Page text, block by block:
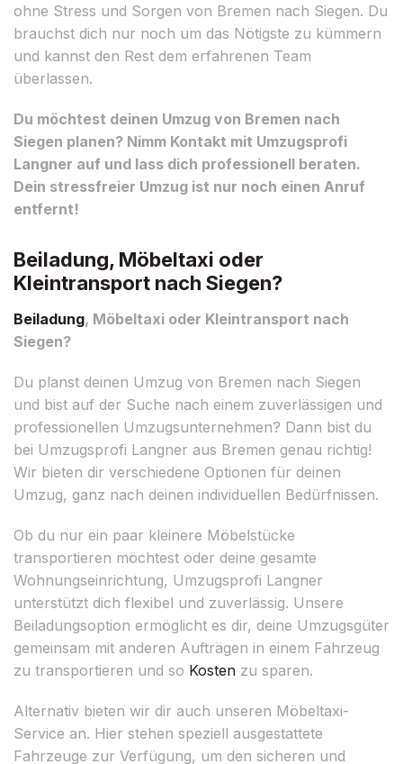
ohne Stress und Sorgen von Bremen nach Siegen. Du
brauchst dich nur noch um das Nötigste zu kümmern
und kannst den Rest dem erfahrenen Team
überlassen.
Du möchtest deinen Umzug von Bremen nach
Siegen planen? Nimm Kontakt mit Umzugsprofi
Langner auf und lass dich professionell beraten.
Dein stressfreier Umzug ist nur noch einen Anruf
entfernt!
Beiladung, Möbeltaxi oder
Kleintransport nach Siegen?
Beiladung, Möbeltaxi oder Kleintransport nach
Siegen?
Du planst deinen Umzug von Bremen nach Siegen
und bist auf der Suche nach einem zuverlässigen und
professionellen Umzugsunternehmen? Dann bist du
bei Umzugsprofi Langner aus Bremen genau richtig!
Wir bieten dir verschiedene Optionen für deinen
Umzug, ganz nach deinen individuellen Bedürfnissen.
Ob du nur ein paar kleinere Möbelstücke
transportieren möchtest oder deine gesamte
Wohnungseinrichtung, Umzugsprofi Langner
unterstützt dich flexibel und zuverlässig. Unsere
Beiladungsoption ermöglicht es dir, deine Umzugsgüter
gemeinsam mit anderen Aufträgen in einem Fahrzeug
zu transportieren und so Kosten zu sparen.
Alternativ bieten wir dir auch unseren Möbeltaxi-
Service an. Hier stehen speziell ausgestattete
Fahrzeuge zur Verfügung, um den sicheren und